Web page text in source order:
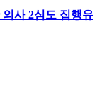
사 2심도 집행유